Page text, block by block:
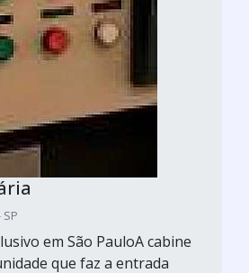
em São PauloA cabine
que faz a entrada